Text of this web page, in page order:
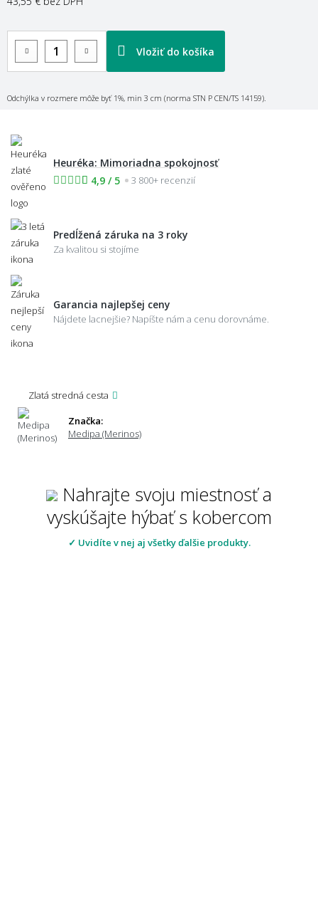
Vložiť do košíka
Odchýlka v rozmere môže byť 1%, min 3 cm (norma STN P CEN/TS 14159).
Heuréka: Mimoriadna spokojnosť
4,9 / 5
3 800+ recenzií
Predĺžená záruka na 3 roky
Za kvalitou si stojíme
Garancia najlepšej ceny
Nájdete lacnejšie? Napíšte nám a cenu dorovnáme.
Zlatá stredná cesta
Značka:
Medipa (Merinos)
Nahrajte svoju miestnosť a
vyskúšajte hýbať s kobercom
✓ Uvidíte v nej aj všetky ďalšie produkty.